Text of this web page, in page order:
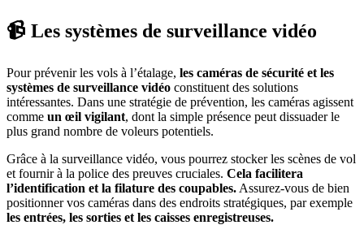
📹 Les systèmes de surveillance vidéo
Pour prévenir les vols à l’étalage, les caméras de sécurité et les
systèmes de surveillance vidéo constituent des solutions
intéressantes. Dans une stratégie de prévention, les caméras agissent
comme un œil vigilant, dont la simple présence peut dissuader le
plus grand nombre de voleurs potentiels.
Grâce à la surveillance vidéo, vous pourrez stocker les scènes de vol
et fournir à la police des preuves cruciales. Cela facilitera
l’identification et la filature des coupables. Assurez-vous de bien
positionner vos caméras dans des endroits stratégiques, par exemple
les entrées, les sorties et les caisses enregistreuses.